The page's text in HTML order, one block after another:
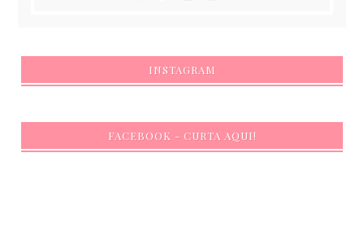
INSTAGRAM
FACEBOOK - CURTA AQUI!